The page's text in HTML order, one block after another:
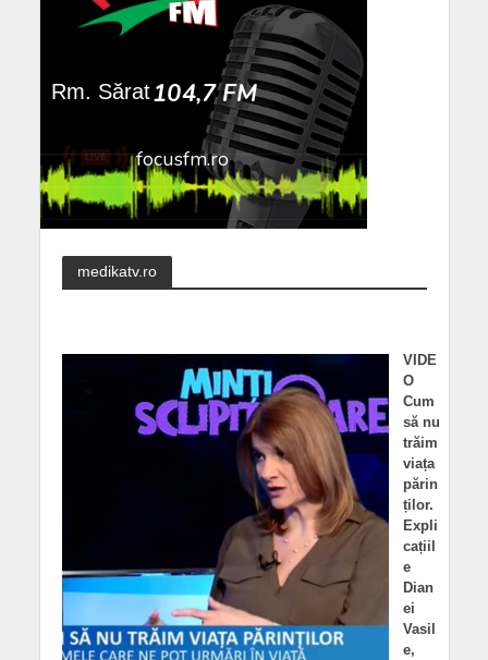
medikatv.ro
VIDE
O
Cum
să nu
trăim
viața
părin
ților.
Expli
cațiil
e
Dian
ei
Vasil
e,